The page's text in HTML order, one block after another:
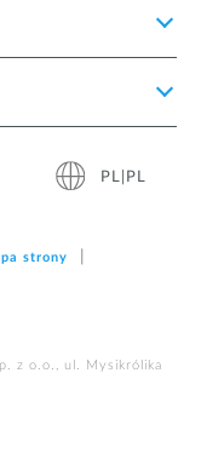
PL|PL
strony
z o.o., ul. Mysikrólika